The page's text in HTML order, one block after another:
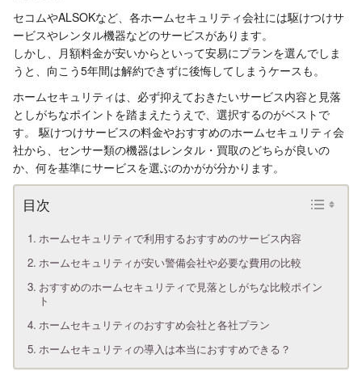
セコムやALSOKなど、各ホームセキュリティ会社には駆けつけサ
ービスやレンタル機器などのサービスがあります。
しかし、月額料金が安いからといって安易にプランを選んでしま
うと、向こう5年間は解約できずに後悔してしまうケースも。
ホームセキュリティは、必ず抑えておきたいサービス内容と見落
としがちなポイントを踏まえたうえで、選択するのがベストで
す。 駆けつけサービスの料金やおすすめのホームセキュリティ会
社から、センサー類の機器はレンタル・買取のどちらが良いの
か、何を基準にサービスを選ぶのかがが分かります。
ホームセキュリティで利用するおすすめのサービス内容
ホームセキュリティが安い警備会社や必要な費用の比較
おすすめのホームセキュリティで見落としがちな比較ポイン
ト
ホームセキュリティのおすすめ会社と各社プラン
ホームセキュリティの導入は本当におすすめできる？